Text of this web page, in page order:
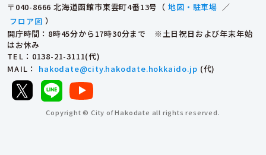
〒040-8666 北海道函館市東雲町4番13号（ 地図・駐車場 ／
フロア図 ）
開庁時間：8時45分から17時30分まで ※土日祝日および年末年始
はお休み
TEL ：0138-21-3111(代)
MAIL ： hakodate@city.hakodate.hokkaido.jp (代)
Copyright © City of Hakodate all rights reserved.